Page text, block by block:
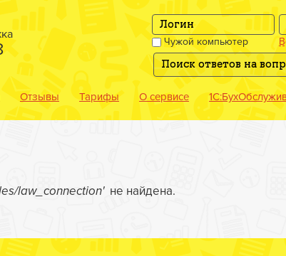
Чужой компьютер
Отзывы Тарифы О сервисе
law_connection'не найдена.